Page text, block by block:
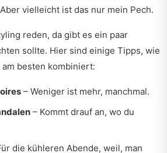
vielleicht ist das nur mein Pech.
reden, da gibt es ein paar
sollte. Hier sind einige Tipps, wie
am besten kombiniert:
– Weniger ist mehr, manchmal.
– Kommt drauf an, wo du
die kühleren Abende, weil, man